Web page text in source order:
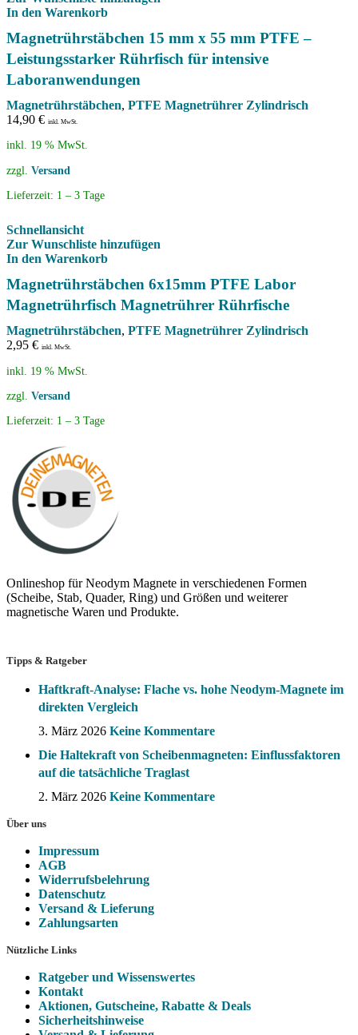
In den Warenkorb
Magnetrührstäbchen 15 mm x 55 mm PTFE –
Leistungsstarker Rührfisch für intensive
Laboranwendungen
Magnetrührstäbchen, PTFE Magnetrührer Zylindrisch
14,90 € inkl. MwSt.
inkl. 19 % MwSt.
zzgl. Versand
Lieferzeit: 1 – 3 Tage
Schnellansicht
Zur Wunschliste hinzufügen
In den Warenkorb
Magnetrührstäbchen 6x15mm PTFE Labor
Magnetrührfisch Magnetrührer Rührfische
Magnetrührstäbchen, PTFE Magnetrührer Zylindrisch
2,95 € inkl. MwSt.
inkl. 19 % MwSt.
zzgl. Versand
Lieferzeit: 1 – 3 Tage
Onlineshop für Neodym Magnete in verschiedenen Formen
(Scheibe, Stab, Quader, Ring) und Größen und weiterer
magnetische Waren und Produkte.
Tipps & Ratgeber
Haftkraft-Analyse: Flache vs. hohe Neodym-Magnete im
direkten Vergleich
3. März 2026 Keine Kommentare
Die Haltekraft von Scheibenmagneten: Einflussfaktoren
auf die tatsächliche Traglast
2. März 2026 Keine Kommentare
Über uns
Impressum
AGB
Widerrufsbelehrung
Datenschutz
Versand & Lieferung
Zahlungsarten
Nützliche Links
Ratgeber und Wissenswertes
Kontakt
Aktionen, Gutscheine, Rabatte & Deals
Sicherheitshinweise